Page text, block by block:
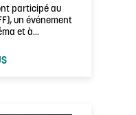
participé au
un événement
et à